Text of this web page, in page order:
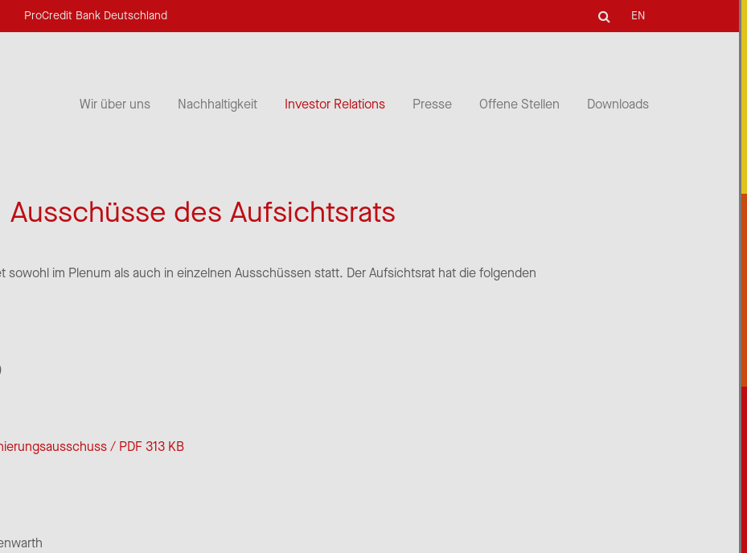
ProCredit Bank Deutschland EN
Wir über uns Nachhaltigkeit Investor Relations Presse Offene Stellen Downloads
Ausschüsse des Aufsichtsrats
sowohl im Plenum als auch in einzelnen Ausschüssen statt. Der Aufsichtsrat hat die folgenden
/ PDF 313 KB